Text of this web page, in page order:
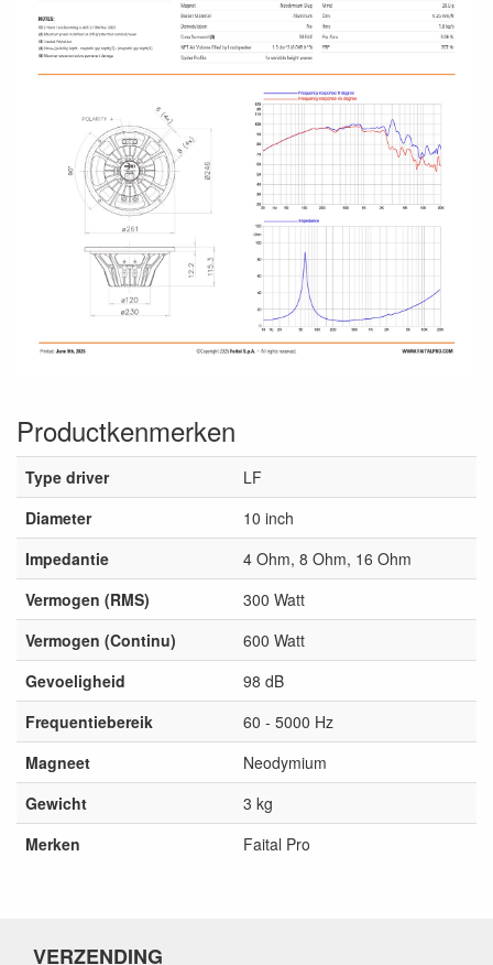
Productkenmerken
Type driver
LF
Diameter
10 inch
Impedantie
4 Ohm, 8 Ohm, 16 Ohm
Vermogen (RMS)
300 Watt
Vermogen (Continu)
600 Watt
Gevoeligheid
98 dB
Frequentiebereik
60 - 5000 Hz
Magneet
Neodymium
Gewicht
3 kg
Merken
Faital Pro
VERZENDING